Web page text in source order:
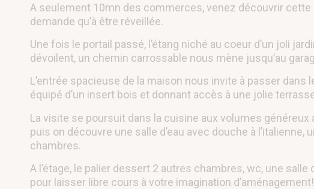
A seulement 10mn des commerces, venez découvrir cette
demande qu’à être réveillée.
Une fois le portail passé, l’étang niché au coeur d’un joli
dévoilent, un chemin carrossable nous mène jusqu’au
L’entrée spacieuse de la maison nous invite à passer dans
équipé d’un insert bois et donnant accès à une jolie
La visite se poursuit dans la cuisine aux volumes
puis on découvre une salle d’eau avec douche à l’italienne,
chambres.
A l’étage, le palier dessert 2 autres chambres, wc, une salle
pour laisser libre cours à votre imagination d’aménagement!